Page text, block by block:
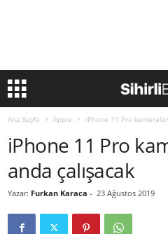
Ana Sayfa Apple iPhone 11 Pro
iPhone 11 Pro
anda çalışacak
Yazar: Furkan Karaca - 23 Ağustos 2019